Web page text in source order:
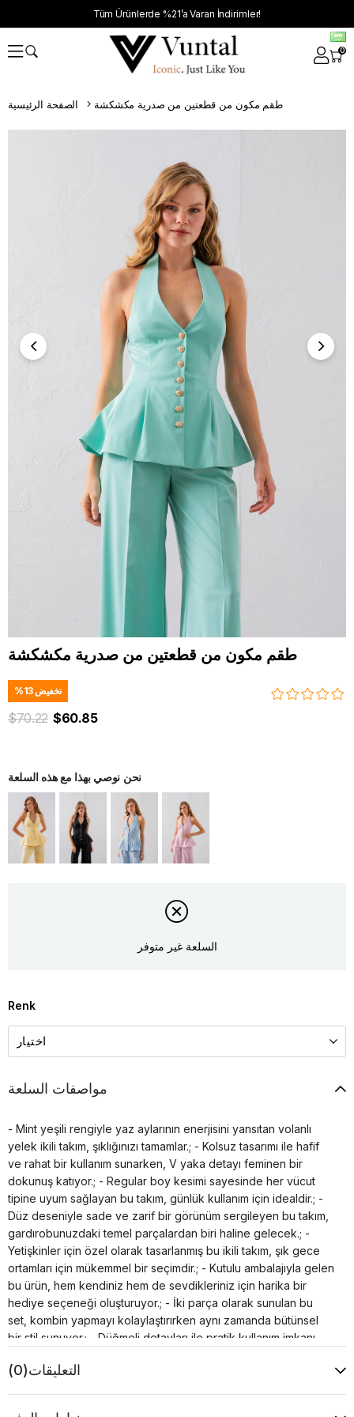
Tüm Ürünlerde %21’a Varan İndirimler!
0
طقم مكون من قطعتين من صدرية مكشكشة
طقم مكون من قطعتين من صدرية مكشكشة
%13تخفيض
$70.22 $60.85
نحن نوصي بهذا مع هذه السلعة
السلعة غير متوفر
Renk
مواصفات السلعة
- Mint yeşili rengiyle yaz aylarının enerjisini yansıtan volanlı
yelek ikili takım, şıklığınızı tamamlar.; - Kolsuz tasarımı ile hafif
ve rahat bir kullanım sunarken, V yaka detayı feminen bir
dokunuş katıyor.; - Regular boy kesimi sayesinde her vücut
tipine uyum sağlayan bu takım, günlük kullanım için idealdir.; -
Düz deseniyle sade ve zarif bir görünüm sergileyen bu takım,
gardırobunuzdaki temel parçalardan biri haline gelecek.; -
Yetişkinler için özel olarak tasarlanmış bu ikili takım, şık gece
ortamları için mükemmel bir seçimdir.; - Kutulu ambalajıyla gelen
bu ürün, hem kendiniz hem de sevdikleriniz için harika bir
hediye seçeneği oluşturuyor.; - İki parça olarak sunulan bu
set, kombin yapmayı kolaylaştırırken aynı zamanda bütünsel
bir stil sunuyor.; - Düğmeli detayları ile pratik kullanım imkanı
çıkarılabilir.; - Yelekli pantolonlu alt üst takımıyla modern ve
التعليقات(0)